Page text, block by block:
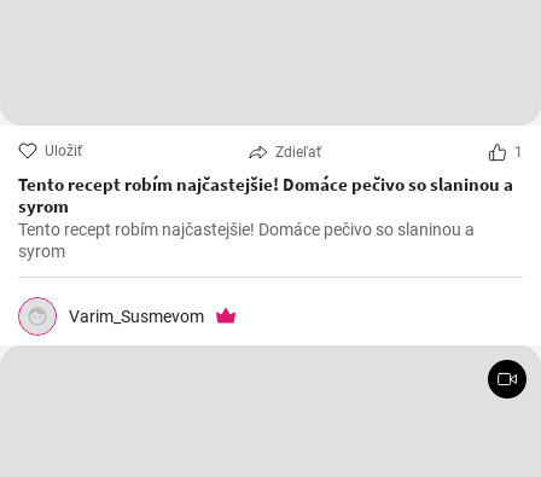
Uložiť Zdieľať 1
Tento recept robím najčastejšie! Domáce pečivo so slaninou a
syrom
Tento recept robím najčastejšie! Domáce pečivo so slaninou a
syrom
Varim_Susmevom